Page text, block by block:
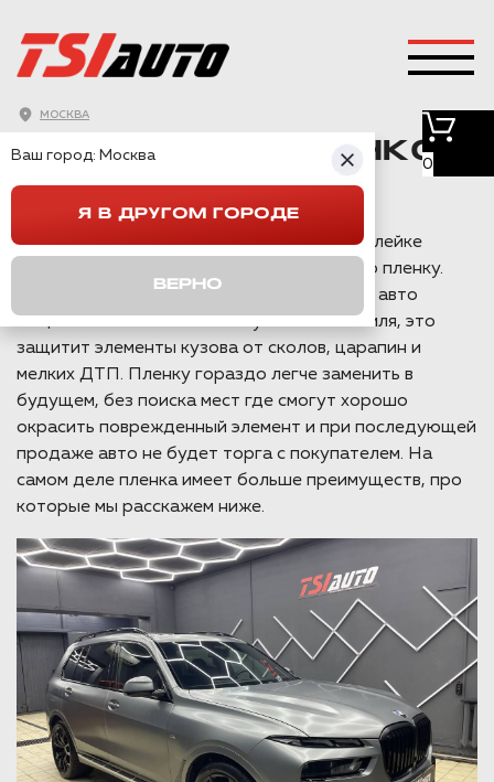
МОСКВА
0
BMW X7 ОКЛЕЙКА
САТИНОВОЙ ПЛЁНКОЙ
В МОСКВЕ
BMW X7 приехал на работы по полной оклейке
кузова авто в сатиновую полиуретановую пленку.
Команда TSIauto рекомендует оклеивать авто
защитной пленки после покупки автомобиля, это
защитит элементы кузова от сколов, царапин и
мелких ДТП. Пленку гораздо легче заменить в
будущем, без поиска мест где смогут хорошо
окрасить поврежденный элемент и при последующей
продаже авто не будет торга с покупателем. На
самом деле пленка имеет больше преимуществ, про
которые мы расскажем ниже.
Ваш город: Москва
Я В ДРУГОМ ГОРОДЕ
ВЕРНО